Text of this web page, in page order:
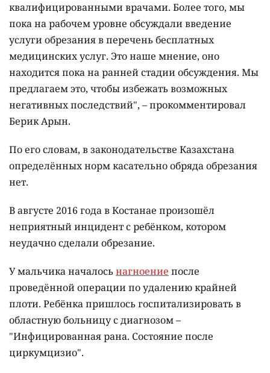
квалифицированными врачами. Более того, мы
пока на рабочем уровне обсуждали введение
услуги обрезания в перечень бесплатных
медицинских услуг. Это наше мнение, оно
находится пока на ранней стадии обсуждения. Мы
предлагаем это, чтобы избежать возможных
негативных последствий", – прокомментировал
Берик Арын.
По его словам, в законодательстве Казахстана
определённых норм касательно обряда обрезания
нет.
В августе 2016 года в Костанае произошёл
неприятный инцидент с ребёнком, котором
неудачно сделали обрезание.
У мальчика началосьнагноение после
проведённой операции по удалению крайней
плоти. Ребёнка пришлось госпитализировать в
областную больницу с диагнозом –
"Инфицированная рана. Состояние после
циркумцизио".